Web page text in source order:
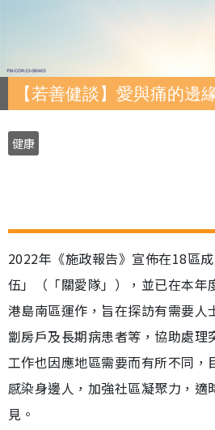
【若善健談】愛與痛的邊
健康
2022年《施政報告》宣佈在18區
伍」（「關愛隊」），並已在本年
港島南區運作，旨在探訪有需要人
劏房戶及長期病患者等，協助處理
工作也因應地區需要而有所不同，
感染身邊人，加強社區凝聚力，適
見。